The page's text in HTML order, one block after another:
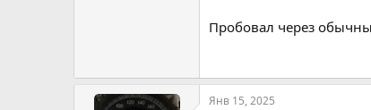
Пробовал через
Янв 15, 2025